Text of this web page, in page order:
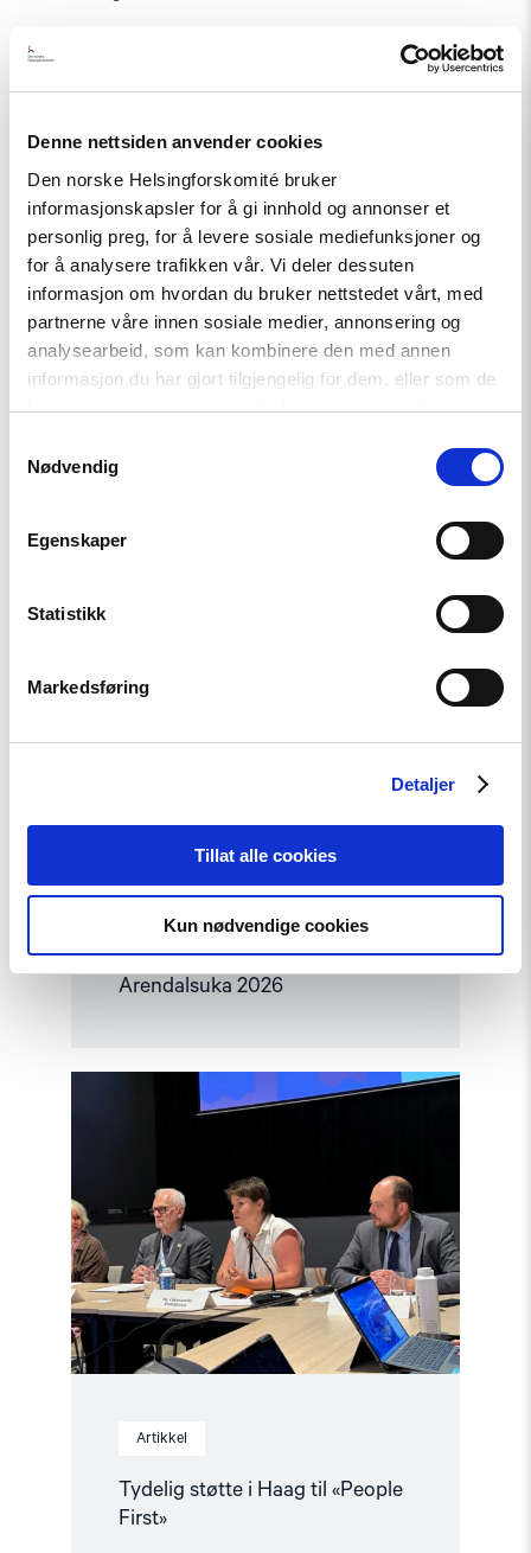
Denne nettsiden anvender cookies
Den norske Helsingforskomité bruker
informasjonskapsler for å gi innhold og annonser et
personlig preg, for å levere sosiale mediefunksjoner og
for å analysere trafikken vår. Vi deler dessuten
informasjon om hvordan du bruker nettstedet vårt, med
partnerne våre innen sosiale medier, annonsering og
analysearbeid, som kan kombinere den med annen
informasjon du har gjort tilgjengelig for dem, eller som de
har samlet inn gjennom din bruk av tjenestene deres.
Nødvendig
Egenskaper
Statistikk
Markedsføring
Detaljer
Tillat alle cookies
Kun nødvendige cookies
Relatert
Møt Helsingforskomiteen på
Arendalsuka 2026
article
Artikkel
Tydelig støtte i Haag til «People
First»
article
Haag
til
«People
First»"